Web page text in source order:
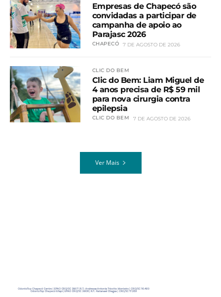
Empresas de Chapecó são
convidadas a participar de
campanha de apoio ao
Parajasc 2026
CHAPECÓ 7 DE AGOSTO DE 2026
CLIC DO BEM
Clic do Bem: Liam Miguel de
4 anos precisa de R$ 59 mil
para nova cirurgia contra
epilepsia
CLIC DO BEM 7 DE AGOSTO DE 2026
Ver Mais